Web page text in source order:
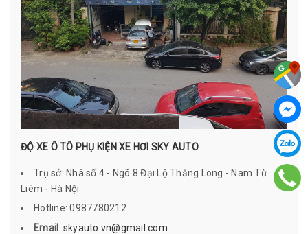
ĐỘ XE Ô TÔ PHỤ KIỆN XE HƠI SKY AUTO
Trụ sở: Nhà số 4 - Ngõ 8 Đại Lộ Thăng Long - Nam Từ
Liêm - Hà Nội
Hotline: 0987780212
Email : skyauto.vn@gmail.com